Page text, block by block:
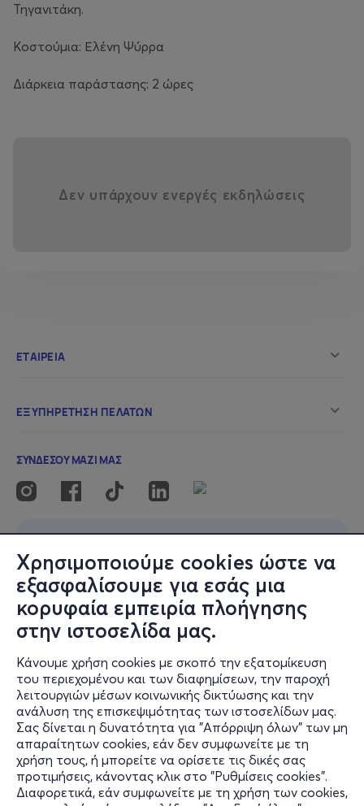
Χρησιμοποιούμε cookies ώστε να
εξασφαλίσουμε για εσάς μια
κορυφαία εμπειρία πλοήγησης
στην ιστοσελίδα μας.
Κάνουμε χρήση cookies με σκοπό την εξατομίκευση
του περιεχομένου και των διαφημίσεων, την παροχή
λειτουργιών μέσων κοινωνικής δικτύωσης και την
ανάλυση της επισκεψιμότητας των ιστοσελίδων μας.
Σας δίνεται η δυνατότητα για "Απόρριψη όλων" των μη
απαραίτητων cookies, εάν δεν συμφωνείτε με τη
χρήση τους, ή μπορείτε να ορίσετε τις δικές σας
προτιμήσεις, κάνοντας κλικ στο "Ρυθμίσεις cookies".
Διαφορετικά, εάν συμφωνείτε με τη χρήση των cookies,
Τηγανιτάκη.
Κοστούμια: Ελένη Ψύρρα
Διάρκεια παράστασης: 2 ώρες
Δεν υπάρχουν ενεργές εκδηλώσεις